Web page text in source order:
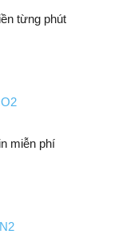
từng phút
miễn phí